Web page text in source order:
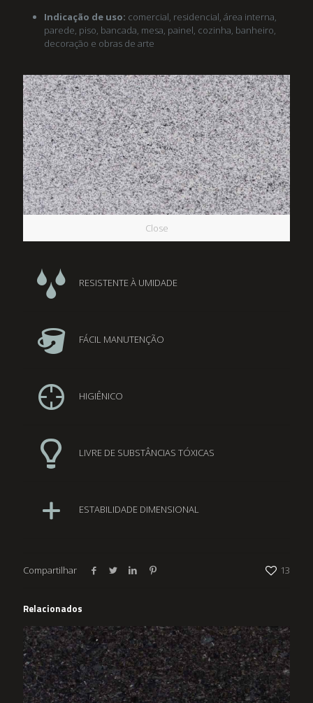
Indicação de uso: comercial, residencial, área interna,
parede, piso, bancada, mesa, painel, cozinha, banheiro,
decoração e obras de arte
Close
RESISTENTE À UMIDADE
FÁCIL MANUTENÇÃO
HIGIÊNICO
LIVRE DE SUBSTÂNCIAS TÓXICAS
ESTABILIDADE DIMENSIONAL
Compartilhar 13
Relacionados